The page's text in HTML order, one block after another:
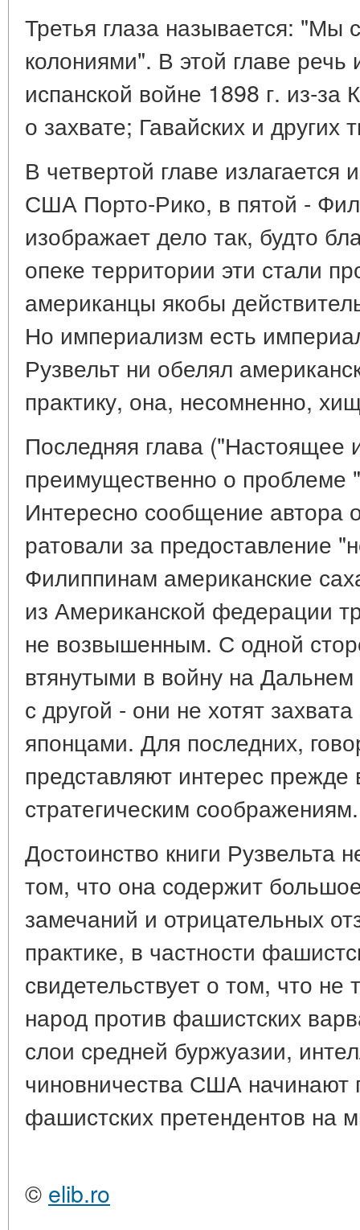
Третья глаза называется: "Мы
колониями". В этой главе речь
испанской войне 1898 г. из-
о захвате; Гавайских и других
В четвертой главе излагается
США Порто-Рико, в пятой -
изображает дело так, будто
опеке территории эти стали
американцы якобы
Но империализм есть
Рузвельт ни обелял
практику, она, несомненно,
Последняя глава ("Настоящее
преимущественно о проблеме
Интересно сообщение автора
ратовали за предоставление
Филиппинам американские
из Американской федерации
не возвышенным. С одной
втянутыми в войну на
с другой - они не хотят
японцами. Для последних,
представляют интерес прежде
стратегическим соображениям.
Достоинство книги Рузвельта
том, что она содержит
замечаний и отрицательных
практике, в частности
свидетельствует о том, что не
народ против фашистских
слои средней буржуазии,
чиновничества США начинают
фашистских претендентов на
© elib.ro